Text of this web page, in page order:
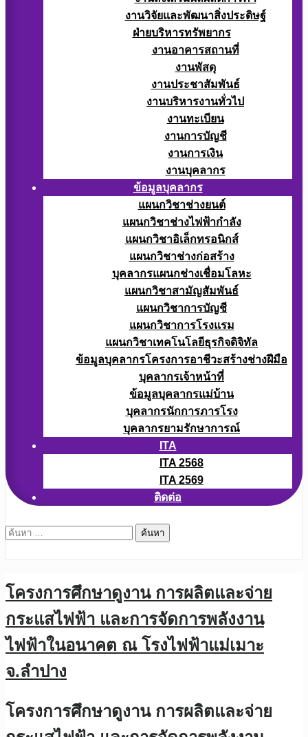
งานวิจัยและพัฒนาสิ่งประดิษฐ์
ฝ่ายบริหารทรัพยากร
งานอาคารสถานที่
งานพัสดุ
งานประชาสัมพันธ์
งานบริหารงานทั่วไป
งานทะเบียน
งานการบัญชี
งานการเงิน
งานบุคลากร
ข้อมูลบุคลากร
แผนกวิชาช่างยนต์
แผนกวิชาช่างไฟฟ้ากำลัง
แผนกวิชาอิเล็กทรอนิกส์
แผนกวิชาช่างก่อสร้าง
บุคลากรแผนกช่างเชื่อมโลหะ
แผนกวิชาสามัญสัมพันธ์
แผนกวิชาการบัญชี
แผนกวิชาการโรงแรม
แผนกวิชาเทคโนโลยีธุรกิจดิจิทัล
ข้อมูลบุคลากรโครงการอาชีวะสร้างช่างฝีมือ
บุคลากรเจ้าหน้าที่
ข้อมูลบุคลากรแม่บ้าน
บุคลากรนักการภารโรง
บุคลากรยามรักษาการณ์
ITA
ITA 2568
ITA 2569
ติดต่อ
ค้นหา
โครงการศึกษาดูงาน การผลิตและจ่าย
กระแสไฟฟ้า และการจัดการพลังงาน
ไฟฟ้าในอนาคต ณ โรงไฟฟ้าแม่เมาะ
จ.ลำปาง
โครงการศึกษาดูงาน การผลิตและจ่าย